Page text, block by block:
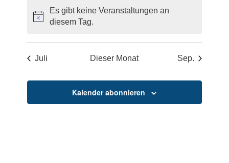
Hinweis
Es gibt keine Veranstaltungen an
diesem Tag.
Juli Dieser Monat Sep.
Kalender abonnieren